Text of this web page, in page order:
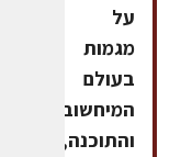
על
מגמות
בעולם
המיחשוב
והתוכנה,